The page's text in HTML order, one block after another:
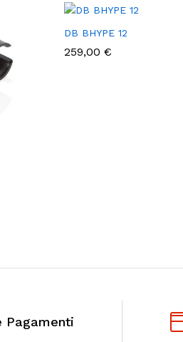
DB BHYPE 12
259,00 €
Pagamenti